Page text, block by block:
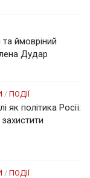
ймовріний
Дудар
/ ПОДІЇ
як політика Росії:
/ ПОДІЇ